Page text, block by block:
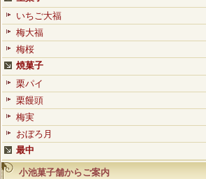
いちご大福
梅大福
梅桜
焼菓子
栗パイ
栗饅頭
梅実
おぼろ月
最中
小池菓子舗からご案内